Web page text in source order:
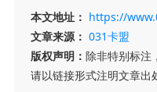
本文地址： https://
文章来源： 031卡盟
版权声明： 除非特别标注
请以链接形式注明文章出